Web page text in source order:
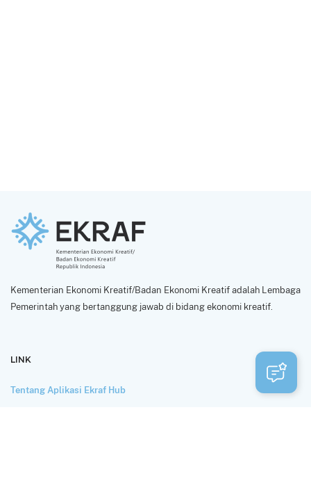
Kementerian Ekonomi Kreatif/Badan Ekonomi Kreatif adalah Lembaga
Pemerintah yang bertanggung jawab di bidang ekonomi kreatif.
LINK
Tentang Aplikasi Ekraf Hub